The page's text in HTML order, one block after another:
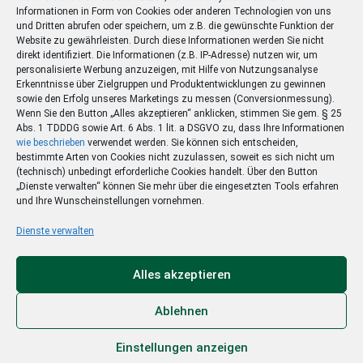
Informationen in Form von Cookies oder anderen Technologien von uns
und Dritten abrufen oder speichern, um z.B. die gewünschte Funktion der
Website zu gewährleisten. Durch diese Informationen werden Sie nicht
direkt identifiziert. Die Informationen (z.B. IP-Adresse) nutzen wir, um
personalisierte Werbung anzuzeigen, mit Hilfe von Nutzungsanalyse
Erkenntnisse über Zielgruppen und Produktentwicklungen zu gewinnen
sowie den Erfolg unseres Marketings zu messen (Conversionmessung).
Wenn Sie den Button „Alles akzeptieren“ anklicken, stimmen Sie gem. § 25
Abs. 1 TDDDG sowie Art. 6 Abs. 1 lit. a DSGVO zu, dass Ihre Informationen
wie beschrieben verwendet werden. Sie können sich entscheiden,
bestimmte Arten von Cookies nicht zuzulassen, soweit es sich nicht um
(technisch) unbedingt erforderliche Cookies handelt. Über den Button
„Dienste verwalten“ können Sie mehr über die eingesetzten Tools erfahren
und Ihre Wunscheinstellungen vornehmen.
Dienste verwalten
Alles akzeptieren
Ablehnen
Einstellungen anzeigen
die ersten6 Wochen für nur 9,90 €lesen
E-Paper ab 20 Uhr am Vorabend verfügbar
Step 1of 3
Mein besonderes Angebot *
Ja,ich lese den Nordbayerischen Kurier als E-Paper-
Ausgabe6 Wochenzum Sonderpreis von
Bezug endet automatisch nach 6 Wochen.
Startdatum:Nach Bestelleingang zum nächstmöglichen Termin
(Bearbeitungszeit ca. 3-5 Tage).